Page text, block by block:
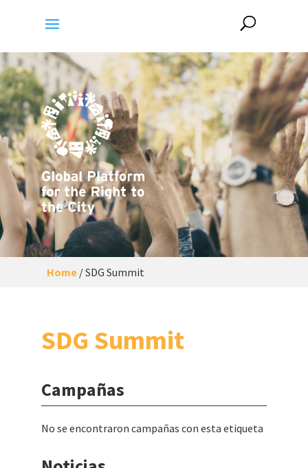
Home/SDG Summit
SDG Summit
Campañas
No se encontraron campañas con esta etiqueta